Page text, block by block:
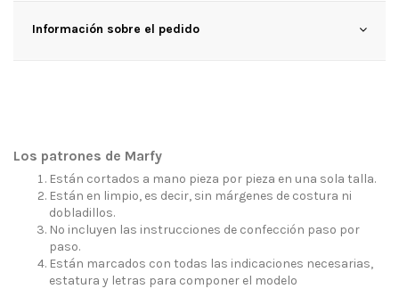
Información sobre el pedido
Los patrones de Marfy
Están cortados a mano pieza por pieza en una sola talla.
Están en limpio, es decir, sin márgenes de costura ni
dobladillos.
No incluyen las instrucciones de confección paso por
paso.
Están marcados con todas las indicaciones necesarias,
estatura y letras para componer el modelo